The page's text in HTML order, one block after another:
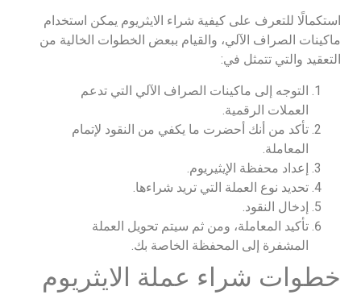
استكمالًا للتعرف على كيفية شراء الايثريوم يمكن استخدام
ماكينات الصراف الآلي، والقيام ببعض الخطوات الخالية من
التعقيد والتي تتمثل في:
التوجه إلى ماكينات الصراف الآلي التي تدعم
العملات الرقمية.
تأكد من أنك أحضرت ما يكفي من النقود لإتمام
المعاملة.
إعداد محفظة الإيثيريوم.
تحديد نوع العملة التي تريد شراءها.
إدخال النقود.
تأكيد المعاملة، ومن ثم سيتم تحويل العملة
المشفرة إلى المحفظة الخاصة بك.
خطوات شراء عملة الايثريوم